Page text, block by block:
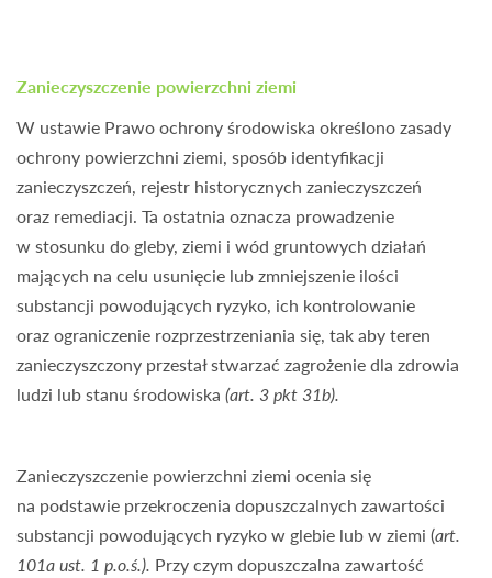
Zanieczyszczenie powierzchni ziemi
W ustawie Prawo ochrony środowiska określono zasady
ochrony powierzchni ziemi, sposób identyfikacji
zanieczyszczeń, rejestr historycznych zanieczyszczeń
oraz remediacji. Ta ostatnia oznacza prowadzenie
w stosunku do gleby, ziemi i wód gruntowych działań
mających na celu usunięcie lub zmniejszenie ilości
substancji powodujących ryzyko, ich kontrolowanie
oraz ograniczenie rozprzestrzeniania się, tak aby teren
zanieczyszczony przestał stwarzać zagrożenie dla zdrowia
ludzi lub stanu środowiska (art. 3 pkt 31b).
Zanieczyszczenie powierzchni ziemi ocenia się
na podstawie przekroczenia dopuszczalnych zawartości
substancji powodujących ryzyko w glebie lub w ziemi (art.
101a ust. 1 p.o.ś.). Przy czym dopuszczalna zawartość